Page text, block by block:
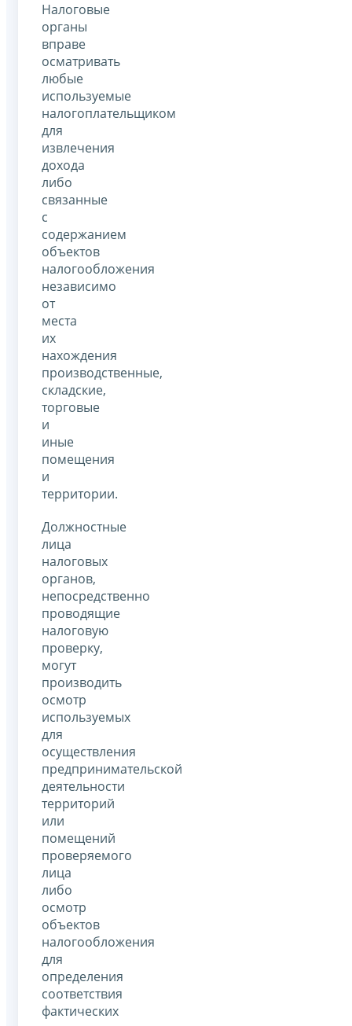
Налоговые
органы
вправе
осматривать
любые
используемые
налогоплательщиком
для
извлечения
дохода
либо
связанные
с
содержанием
объектов
налогообложения
независимо
от
места
их
нахождения
производственные,
складские,
торговые
и
иные
помещения
и
территории.
Должностные
лица
налоговых
органов,
непосредственно
проводящие
налоговую
проверку,
могут
производить
осмотр
используемых
для
осуществления
предпринимательской
деятельности
территорий
или
помещений
проверяемого
лица
либо
осмотр
объектов
налогообложения
для
определения
соответствия
фактических